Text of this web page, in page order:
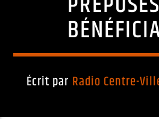
Écrit par Radio Centre-